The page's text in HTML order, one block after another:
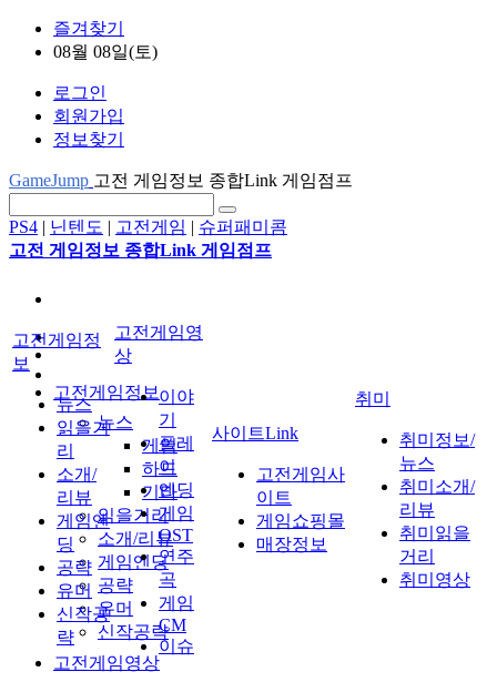
즐겨찾기
08월 08일(토)
로그인
회원가입
정보찾기
GameJump 고전 게임정보 종합Link 게임점프
PS4 | 닌텐도 | 고전게임 | 슈퍼패미콤
고전 게임정보 종합Link 게임점프
고전게임정보
뉴스
게임
하드
기타
읽을거리
소개/리뷰
게임엔딩
공략
유머
신작공략
고전게임영상
고전게임정
보
뉴스
읽을거
리
소개/
리뷰
게임엔
딩
공략
유머
신작공
략
고전게임영
상
이야
기
플레
이
엔딩
게임
OST
연주
곡
게임
CM
이슈
사이트Link
고전게임사
이트
게임쇼핑몰
매장정보
취미
취미정보/
뉴스
취미소개/
리뷰
취미읽을
거리
취미영상